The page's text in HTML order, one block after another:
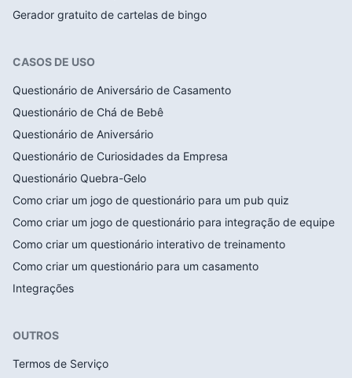
Gerador gratuito de cartelas de bingo
CASOS DE USO
Questionário de Aniversário de Casamento
Questionário de Chá de Bebê
Questionário de Aniversário
Questionário de Curiosidades da Empresa
Questionário Quebra-Gelo
Como criar um jogo de questionário para um pub quiz
Como criar um jogo de questionário para integração de equipe
Como criar um questionário interativo de treinamento
Como criar um questionário para um casamento
Integrações
OUTROS
Termos de Serviço